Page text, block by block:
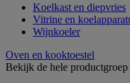
Koelkast en diepvries
Vitrine en
Wijnkoeler
Oven en kooktoestel
Bekijk de hele productgroep